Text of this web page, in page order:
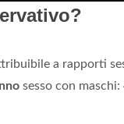
a rapporti
sesso con